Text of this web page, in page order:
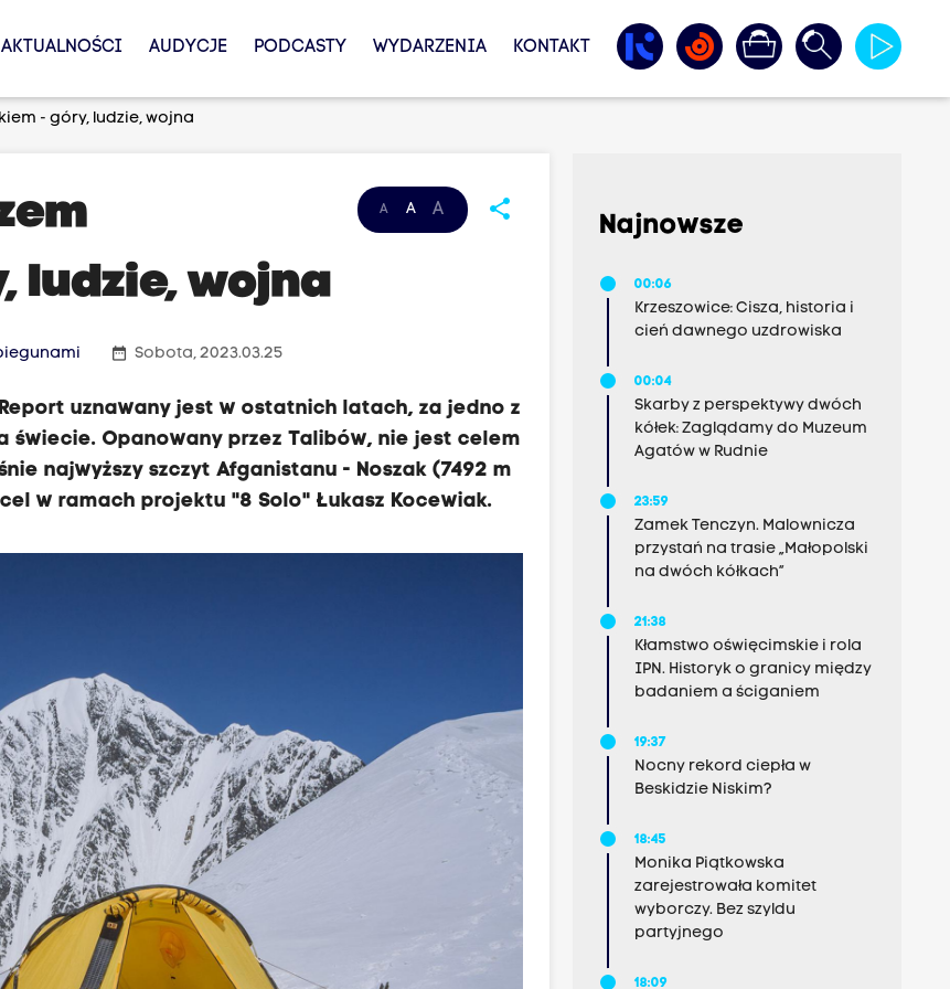
AKTUALNOŚCI AUDYCJE PODCASTY WYDARZENIA KONTAKT
- góry, ludzie, wojna
A A A share
ludzie, wojna
date_range Sobota, 2023.03.25
uznawany jest w ostatnich latach, za jedno z
świecie. Opanowany przez Talibów, nie jest celem
najwyższy szczyt Afganistanu - Noszak (7492 m
w ramach projektu "8 Solo" Łukasz Kocewiak.
Najnowsze
00:06
Krzeszowice: Cisza, historia i
cień dawnego uzdrowiska
00:04
Skarby z perspektywy dwóch
kółek: Zaglądamy do Muzeum
Agatów w Rudnie
23:59
Zamek Tenczyn. Malownicza
przystań na trasie „Małopolski
na dwóch kółkach”
21:38
Kłamstwo oświęcimskie i rola
IPN. Historyk o granicy między
badaniem a ściganiem
19:37
Nocny rekord ciepła w
Beskidzie Niskim?
18:45
Monika Piątkowska
zarejestrowała komitet
wyborczy. Bez szyldu
partyjnego
18:09